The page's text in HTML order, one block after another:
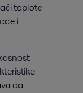
toplote
i
da